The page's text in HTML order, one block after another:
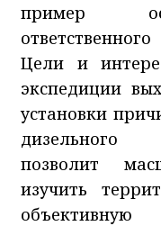
пример
Цели и
экспедиции
установки
дизельного
позволит
изучить
объективную